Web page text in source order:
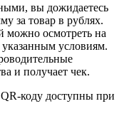
вы дожидаетесь
за товар в рублях.
можно осмотреть на
условиям.
и получает чек.
коду доступны при